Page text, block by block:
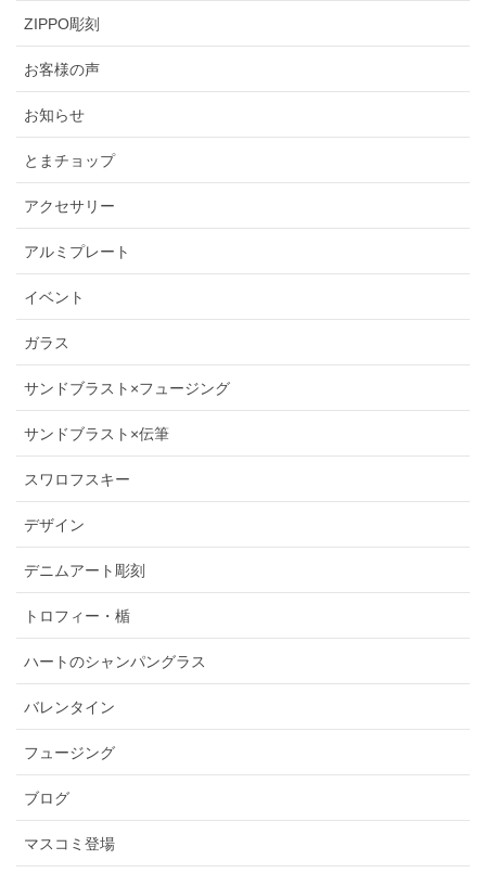
ZIPPO彫刻
お客様の声
お知らせ
とまチョップ
アクセサリー
アルミプレート
イベント
ガラス
サンドブラスト×フュージング
サンドブラスト×伝筆
スワロフスキー
デザイン
デニムアート彫刻
トロフィー・楯
ハートのシャンパングラス
バレンタイン
フュージング
ブログ
マスコミ登場